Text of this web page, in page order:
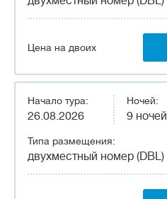
Цена на двоих
Начало тура:
26.08.2026
Типа размещения:
двухместный номер (DBL)
Ночей:
9 ночей